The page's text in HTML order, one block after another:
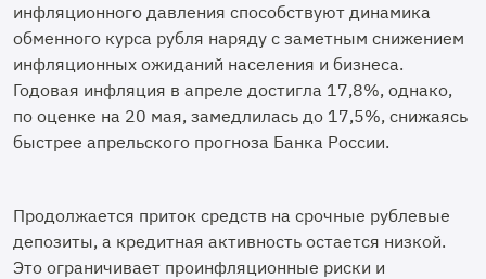
инфляционного давления способствуют динамика
обменного курса рубля наряду с заметным снижением
инфляционных ожиданий населения и бизнеса.
Годовая инфляция в апреле достигла 17,8%, однако,
по оценке на 20 мая, замедлилась до 17,5%, снижаясь
быстрее апрельского прогноза Банка России.
Продолжается приток средств на срочные рублевые
депозиты, а кредитная активность остается низкой.
Это ограничивает проинфляционные риски и